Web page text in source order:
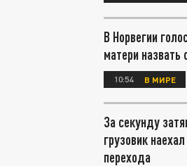
В Норвегии
матери
10:54 В МИРЕ
За секунду
грузовик
перехода